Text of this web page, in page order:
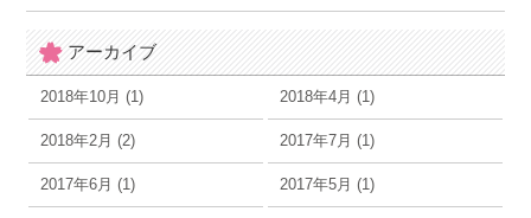
アーカイブ
2018年10月 (1) 2018年4月 (1)
2018年2月 (2) 2017年7月 (1)
2017年6月 (1) 2017年5月 (1)